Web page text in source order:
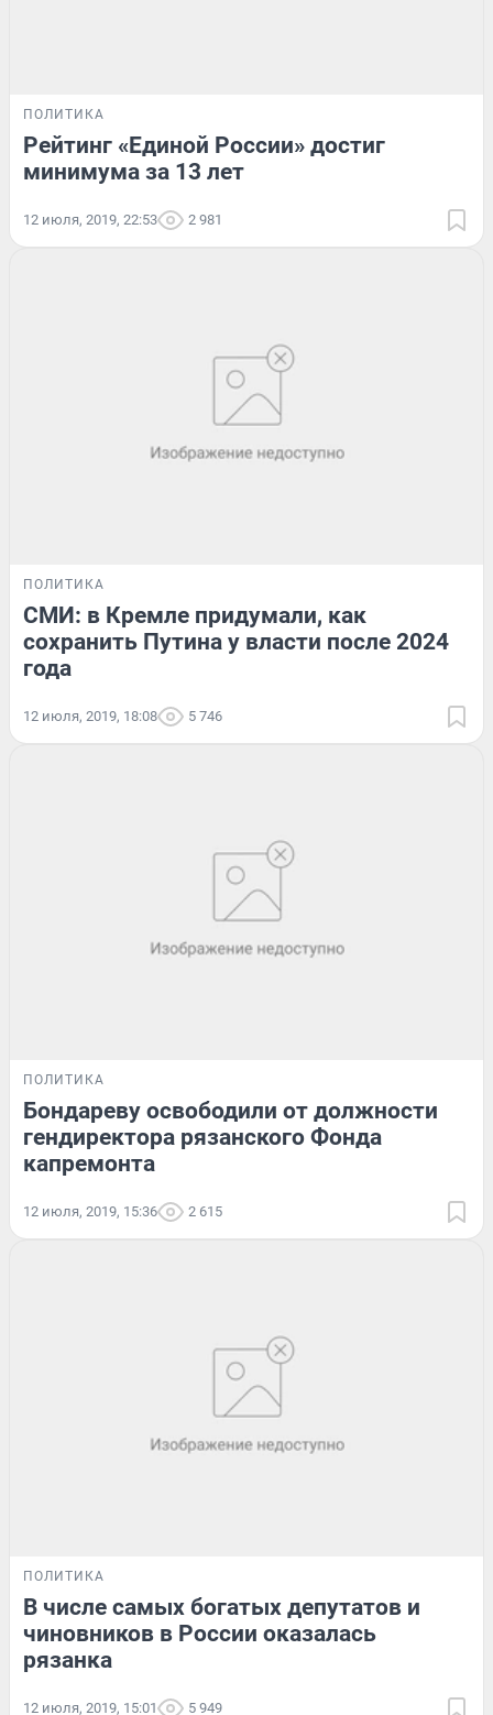
ПОЛИТИКА
Рейтинг «Единой России» достиг
минимума за 13 лет
12 июля, 2019, 22:53 2 981
ПОЛИТИКА
СМИ: в Кремле придумали, как
сохранить Путина у власти после 2024
года
12 июля, 2019, 18:08 5 746
ПОЛИТИКА
Бондареву освободили от должности
гендиректора рязанского Фонда
капремонта
12 июля, 2019, 15:36 2 615
ПОЛИТИКА
В числе самых богатых депутатов и
чиновников в России оказалась
рязанка
12 июля, 2019, 15:01 5 949